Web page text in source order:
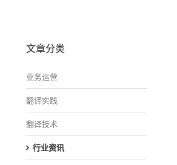
文章分类
业务运营
翻译实践
翻译技术
行业资讯